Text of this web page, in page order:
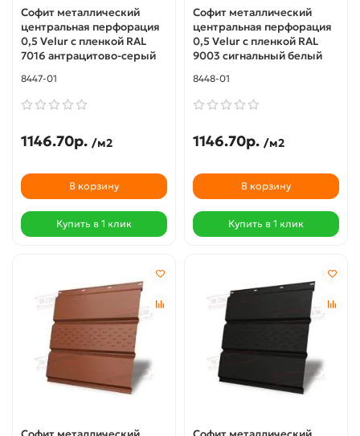
Софит металлический
центральная перфорация
0,5 Velur с пленкой RAL
7016 антрацитово-серый
8447-01
1146.70р. /м2
В корзину
Купить в 1 клик
Софит металлический
центральная перфорация
0,5 Velur с пленкой RAL
9003 сигнальный белый
8448-01
1146.70р. /м2
В корзину
Купить в 1 клик